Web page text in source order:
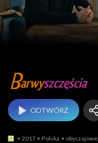
ODTWÓRZ
2017 Polska obyczajowe